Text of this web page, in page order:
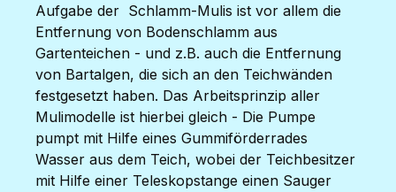
Aufgabe der Schlamm-Mulis ist vor allem die
Entfernung von Bodenschlamm aus
Gartenteichen - und z.B. auch die Entfernung
von Bartalgen, die sich an den Teichwänden
festgesetzt haben. Das Arbeitsprinzip aller
Mulimodelle ist hierbei gleich - Die Pumpe
pumpt mit Hilfe eines Gummiförderrades
Wasser aus dem Teich, wobei der Teichbesitzer
mit Hilfe einer Teleskopstange einen Sauger